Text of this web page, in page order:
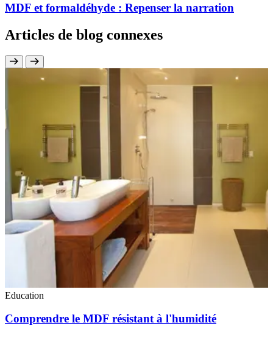
MDF et formaldéhyde : Repenser la narration
Articles de blog connexes
Education
Comprendre le MDF résistant à l'humidité